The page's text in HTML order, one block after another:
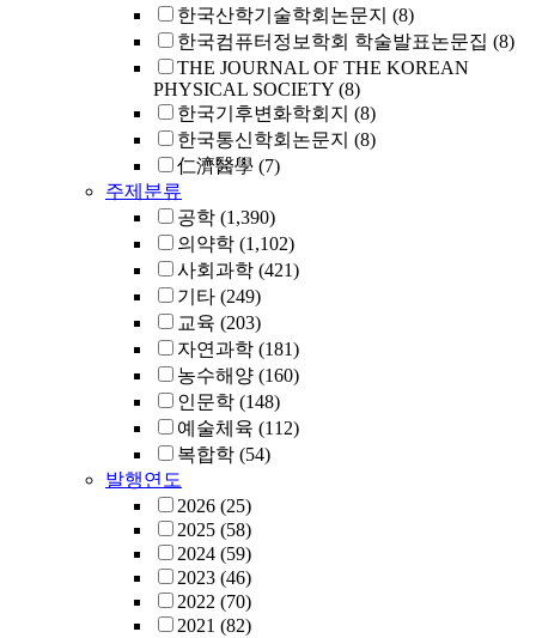
한국산학기술학회논문지 (8)
한국컴퓨터정보학회 학술발표논문집 (8)
THE JOURNAL OF THE KOREAN
PHYSICAL SOCIETY (8)
한국기후변화학회지 (8)
한국통신학회논문지 (8)
仁濟醫學 (7)
주제분류
공학 (1,390)
의약학 (1,102)
사회과학 (421)
기타 (249)
교육 (203)
자연과학 (181)
농수해양 (160)
인문학 (148)
예술체육 (112)
복합학 (54)
발행연도
2026 (25)
2025 (58)
2024 (59)
2023 (46)
2022 (70)
2021 (82)